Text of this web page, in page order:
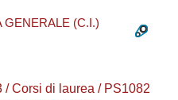
GENERALE (C.I.)
/ Corsi di laurea / PS1082